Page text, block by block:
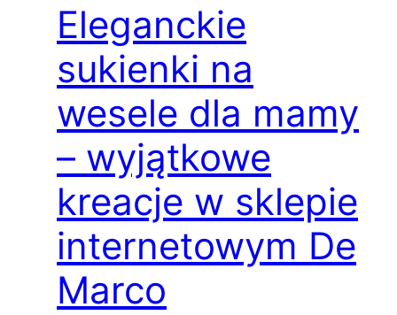
Eleganckie
sukienki na
wesele dla mamy
– wyjątkowe
kreacje w sklepie
internetowym De
Marco